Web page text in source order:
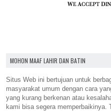
MOHON MAAF LAHIR DAN BATIN
Situs Web ini bertujuan untuk
masyarakat umum dengan cara
yang kurang berkenan atau
kami bisa segera memperbaikinya.